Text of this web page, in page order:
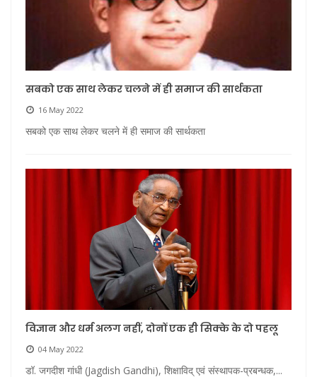
सबको एक साथ लेकर चलने में ही समाज की सार्थकता
16 May 2022
सबको एक साथ लेकर चलने में ही समाज की सार्थकता
विज्ञान और धर्म अलग नहीं, दोनों एक ही सिक्के के दो पहलू
04 May 2022
डॉ. जगदीश गांधी (Jagdish Gandhi), शिक्षाविद् एवं संस्थापक-प्रबन्धक,...